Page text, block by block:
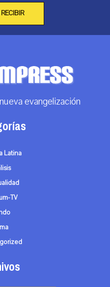
evangelización
Latina
TV